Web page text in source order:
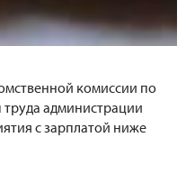
комиссии по
администрации
с зарплатой ниже